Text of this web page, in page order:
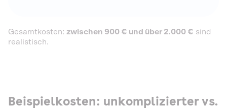
Gesamtkosten: zwischen 900 € und über 2.000 € sind
realistisch.
Beispielkosten: unkomplizierter vs.